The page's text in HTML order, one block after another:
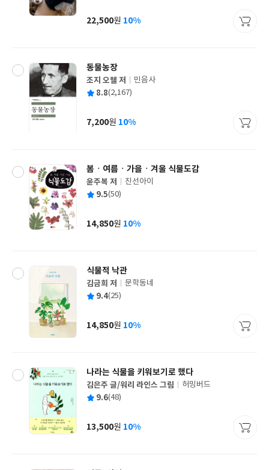
사
가
22,500원 10%
동물농장
글
쓴
조지 오웰 저
출
사
민음사
평 8.8(2,167)
가
7,200원 10%
봄ㆍ여름ㆍ가을ㆍ겨울 식물도감
글
쓴
윤주복 저
출
사
진선아이
평 9.5(50)
가
14,850원 10%
식물적 낙관
글
쓴
김금희 저
출
사
문학동네
평 9.4(25)
가
14,850원 10%
나라는 식물을 키워보기로 했다
글
쓴
김은주 글/워리 라인스 그림
출
사
허밍버드
평 9.6(48)
가
13,500원 10%